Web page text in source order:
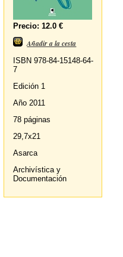
Precio: 12.0 €
Añadir a la cesta
ISBN 978-84-15148-64-
7
Edición 1
Año 2011
78 páginas
29,7x21
Asarca
Archivística y
Documentación